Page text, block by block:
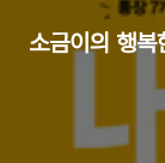
소금이의 행복